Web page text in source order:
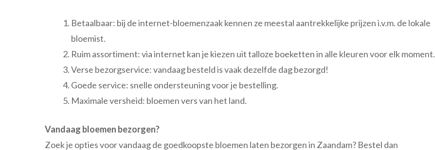
Betaalbaar: bij de internet-bloemenzaak kennen ze meestal aantrekkelijke prijzen i.v.m. de lokale
bloemist.
Ruim assortiment: via internet kan je kiezen uit talloze boeketten in alle kleuren voor elk moment.
Verse bezorgservice: vandaag besteld is vaak dezelfde dag bezorgd!
Goede service: snelle ondersteuning voor je bestelling.
Maximale versheid: bloemen vers van het land.
Vandaag bloemen bezorgen?
Zoek je opties voor vandaag de goedkoopste bloemen laten bezorgen in Zaandam? Bestel dan